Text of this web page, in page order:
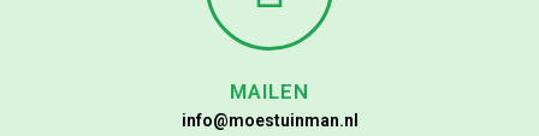
MAILEN
info@moestuinman.nl